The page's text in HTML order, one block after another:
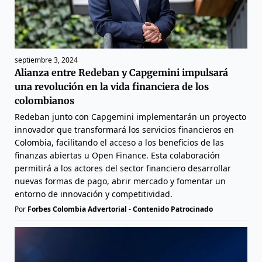
septiembre 3, 2024
Alianza entre Redeban y Capgemini impulsará
una revolución en la vida financiera de los
colombianos
Redeban junto con Capgemini implementarán un proyecto
innovador que transformará los servicios financieros en
Colombia, facilitando el acceso a los beneficios de las
finanzas abiertas u Open Finance. Esta colaboración
permitirá a los actores del sector financiero desarrollar
nuevas formas de pago, abrir mercado y fomentar un
entorno de innovación y competitividad.
Por Forbes Colombia Advertorial - Contenido Patrocinado